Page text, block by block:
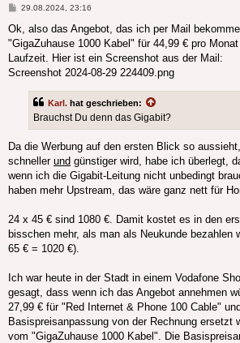
Beitrag
29.08.2024, 23:16
Ok, also das Angebot, das ich per Mail
"GigaZuhause 1000 Kabel" für 44,99 € pro
Laufzeit. Hier ist ein Screenshot aus der Mail:
Screenshot 2024-08-29 224409.png
Karl. hat geschrieben:
Brauchst Du denn das Gigabit?
Da die Werbung auf den ersten Blick so
schneller und günstiger wird, habe ich überlegt,
wenn ich die Gigabit-Leitung nicht unbedingt
haben mehr Upstream, das wäre ganz nett für
24 x 45 € sind 1080 €. Damit kostet es in den
bisschen mehr, als man als Neukunde bezahlen
65 € = 1020 €).
Ich war heute in der Stadt in einem Vodafone
gesagt, dass wenn ich das Angebot annehmen
27,99 € für "Red Internet & Phone 100 Cable"
Basispreisanpassung von der Rechnung ersetzt
vom "GigaZuhause 1000 Kabel". Die